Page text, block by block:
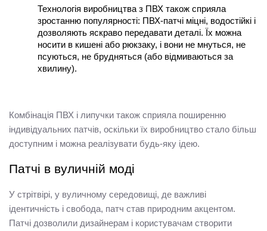
Технологія виробництва з ПВХ також сприяла
зростанню популярності: ПВХ-патчі міцні, водостійкі і
дозволяють яскраво передавати деталі. Їх можна
носити в кишені або рюкзаку, і вони не мнуться, не
псуються, не брудняться (або відмиваються за
хвилину).
Комбінація ПВХ і липучки також сприяла поширенню
індивідуальних патчів, оскільки їх виробництво стало більш
доступним і можна реалізувати будь-яку ідею.
Патчі в вуличній моді
У стрітвірі, у вуличному середовищі, де важливі
ідентичність і свобода, патч став природним акцентом.
Патчі дозволили дизайнерам і користувачам створити